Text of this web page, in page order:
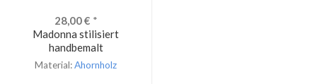
28,00€ *
Madonna stilisiert
handbemalt
Material:Ahornholz